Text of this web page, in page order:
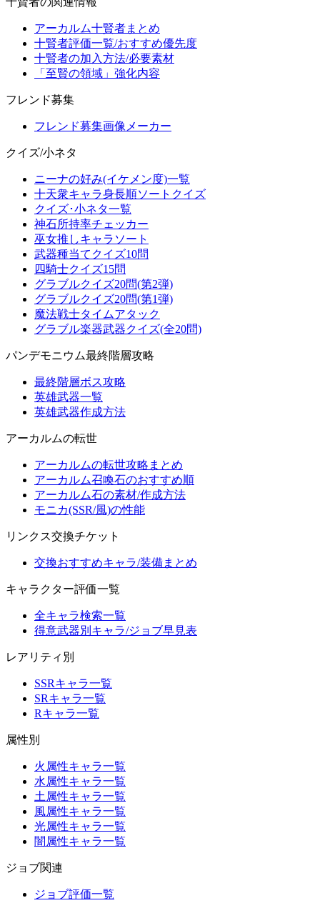
アーカルム十賢者まとめ
十賢者評価一覧/おすすめ優先度
十賢者の加入方法/必要素材
「至賢の領域」強化内容
フレンド募集
フレンド募集画像メーカー
クイズ/小ネタ
ニーナの好み(イケメン度)一覧
十天衆キャラ身長順ソートクイズ
クイズ･小ネタ一覧
神石所持率チェッカー
巫女推しキャラソート
武器種当てクイズ10問
四騎士クイズ15問
グラブルクイズ20問(第2弾)
グラブルクイズ20問(第1弾)
魔法戦士タイムアタック
グラブル楽器武器クイズ(全20問)
パンデモニウム最終階層攻略
最終階層ボス攻略
英雄武器一覧
英雄武器作成方法
アーカルムの転世
アーカルムの転世攻略まとめ
アーカルム召喚石のおすすめ順
アーカルム石の素材/作成方法
モニカ(SSR/風)の性能
リンクス交換チケット
交換おすすめキャラ/装備まとめ
キャラクター評価一覧
全キャラ検索一覧
得意武器別キャラ/ジョブ早見表
レアリティ別
SSRキャラ一覧
SRキャラ一覧
Rキャラ一覧
属性別
火属性キャラ一覧
水属性キャラ一覧
土属性キャラ一覧
風属性キャラ一覧
光属性キャラ一覧
闇属性キャラ一覧
ジョブ関連
ジョブ評価一覧